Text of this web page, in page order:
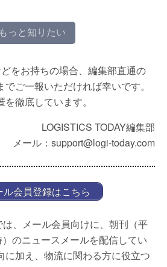
もっと知りたい
をお持ちの場合、編集部直通の
ご一報いただければ幸いです。
徹底しています。
LOGISTICS TODAY編集部
メール：support@logi-today.com
ル会員登録はこちら
は、メール会員向けに、朝刊（平
のニュースメールを配信してい
に加え、物流に関わる方に役立つ